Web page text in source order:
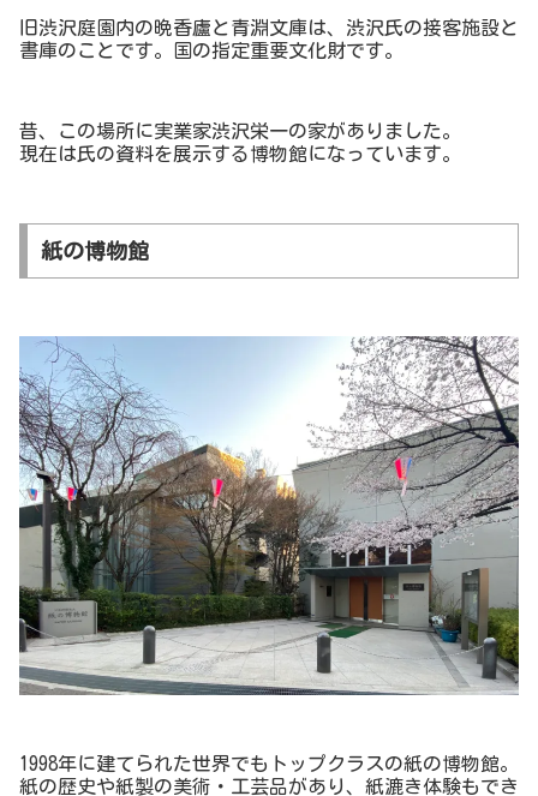
旧渋沢庭園内の晩香廬と青淵文庫は、渋沢氏の接客施設と
書庫のことです。国の指定重要文化財です。
昔、この場所に実業家渋沢栄一の家がありました。
現在は氏の資料を展示する博物館になっています。
紙の博物館
1998年に建てられた世界でもトップクラスの紙の博物館。
紙の歴史や紙製の美術・工芸品があり、紙漉き体験もでき